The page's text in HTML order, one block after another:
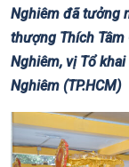
Nghiêm đã tưởng
thượng Thích
Nghiêm, vị Tổ
Nghiêm (TP.HCM)